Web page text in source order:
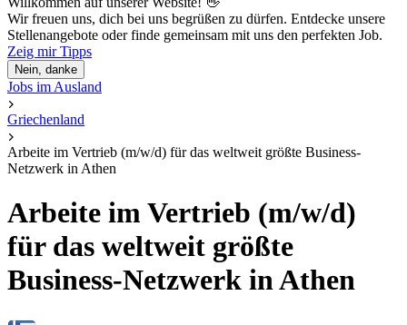
Wir freuen uns, dich bei uns begrüßen zu dürfen. Entdecke unsere
Stellenangebote oder finde gemeinsam mit uns den perfekten Job.
Zeig mir Tipps
Nein, danke
Jobs im Ausland
Griechenland
Arbeite im Vertrieb (m/w/d) für das weltweit größte Business-
Netzwerk in Athen
Arbeite im Vertrieb (m/w/d)
für das weltweit größte
Business-Netzwerk in Athen